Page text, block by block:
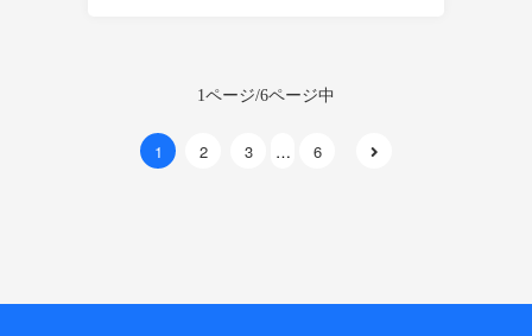
1ページ/6ページ中
1 2 3 … 6